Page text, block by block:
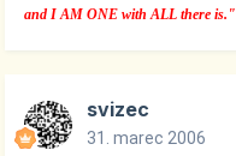
and I AM ONE with ALL there is."
svizec
31. marec 2006